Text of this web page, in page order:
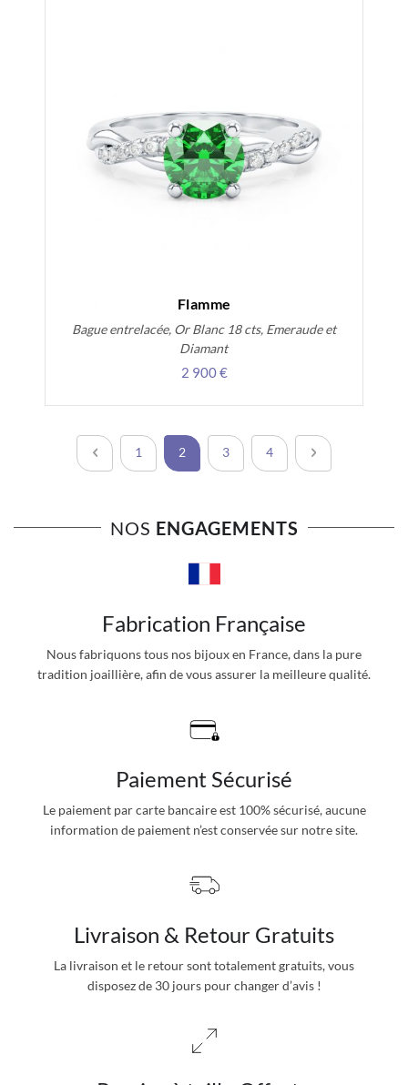
Flamme
Bague entrelacée, Or Blanc 18 cts, Emeraude et
Diamant
2 900 €
Page
Page
PrécédentPage
1 Vous lisez actuellement la page
2 Page
3 Page
4 Page
Suivant
NOS ENGAGEMENTS
Fabrication Française
Nous fabriquons tous nos bijoux en France, dans la pure
tradition joaillière, afin de vous assurer la meilleure qualité.
Paiement Sécurisé
Le paiement par carte bancaire est 100% sécurisé, aucune
information de paiement n’est conservée sur notre site.
Livraison & Retour Gratuits
La livraison et le retour sont totalement gratuits, vous
disposez de 30 jours pour changer d’avis !